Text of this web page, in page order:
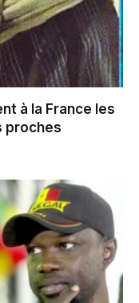
à la France les
proches